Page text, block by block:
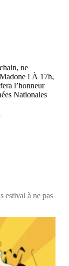
ne
! À 17h,
l’honneur
Nationales
estival à ne pas